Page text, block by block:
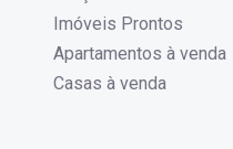
Imóveis Prontos
Apartamentos à venda
Casas à venda